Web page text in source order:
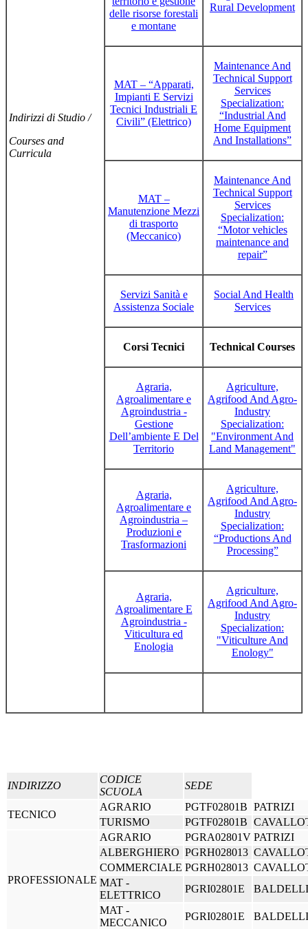
Indirizzi di Studio /
Courses and
Curricula
delle risorse forestali
e montane
Rural Development
MAT – “Apparati,
Impianti E Servizi
Tecnici Industriali E
Civili” (Elettrico)
Maintenance And
Technical Support
Services
Specialization:
“Industrial And
Home Equipment
And Installations”
MAT –
Manutenzione Mezzi
di trasporto
(Meccanico)
Maintenance And
Technical Support
Services
Specialization:
“Motor vehicles
maintenance and
repair”
Servizi Sanità e
Assistenza Sociale
Social And Health
Services
Corsi Tecnici Technical Courses
Agraria,
Agroalimentare e
Agroindustria -
Gestione
Dell’ambiente E Del
Territorio
Agriculture,
Agrifood And Agro-
Industry
Specialization:
"Environment And
Land Management"
Agraria,
Agroalimentare e
Agroindustria –
Produzioni e
Trasformazioni
Agriculture,
Agrifood And Agro-
Industry
Specialization:
“Productions And
Processing”
Agraria,
Agroalimentare E
Agroindustria -
Viticultura ed
Enologia
Agriculture,
Agrifood And Agro-
Industry
Specialization:
"Viticulture And
Enology"
INDIRIZZO
CODICE
SCUOLA
SEDE
TECNICO
AGRARIO PGTF02801B PATRIZI
TURISMO
PGTF02801B
PROFESSIONALE
AGRARIO PGRA02801V PATRIZI
ALBERGHIERO PGRH028013
COMMERCIALE PGRH028013
MAT -
ELETTRICO
PGRI02801E
BALDELLI
MAT -
MECCANICO
PGRI02801E BALDELLI